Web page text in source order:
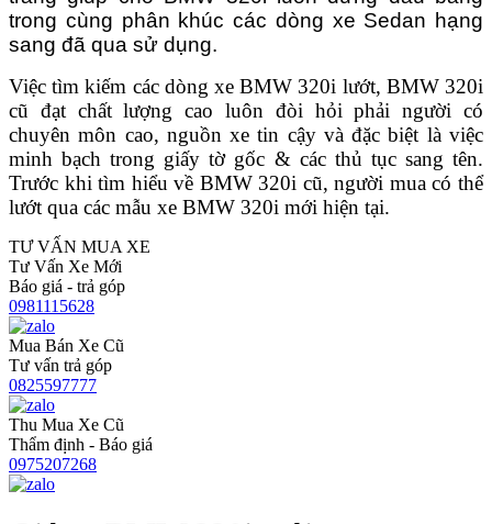
trong cùng phân khúc các dòng xe Sedan hạng
sang đã qua sử dụng.
Việc tìm kiếm các dòng xe BMW 320i lướt, BMW 320i
cũ đạt chất lượng cao luôn đòi hỏi phải người có
chuyên môn cao, nguồn xe tin cậy và đặc biệt là việc
minh bạch trong giấy tờ gốc & các thủ tục sang tên.
Trước khi tìm hiểu về BMW 320i cũ, người mua có thể
lướt qua các mẫu xe BMW 320i mới hiện tại.
TƯ VẤN MUA XE
Tư Vấn Xe Mới
Báo giá - trả góp
0981115628
Mua Bán Xe Cũ
Tư vấn trả góp
0825597777
Thu Mua Xe Cũ
Thẩm định - Báo giá
0975207268